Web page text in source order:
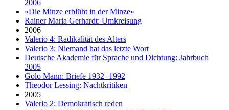
2006
»Die Minze erblüht in der Minze«
Rainer Maria Gerhardt: Umkreisung
2006
Valerio 4: Radikalität des Alters
Valerio 3: Niemand hat das letzte Wort
Deutsche Akademie für Sprache und Dichtung: Jahrbuch
2005
Golo Mann: Briefe 1932−1992
Theodor Lessing: Nachtkritiken
2005
Valerio 2: Demokratisch reden